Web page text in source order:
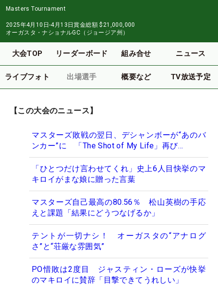
Masters Tournament
2025年4月10日-4月13日賞金総額 $21,000,000
オーガスタ・ナショナルGC（ジョージア州）
大会TOP リーダーボード 組み合せ ニュース
ライブフォト 出場選手 概要など TV放送予定
【この大会のニュース】
マスターズ敗戦の翌日、デシャンボーが“あのバ
ンカー”に 「The Shot of My Life」再び…
「ひとつだけ言わせてくれ」史上6人目快挙のマ
キロイがまな娘に贈った言葉
マスターズ自己最高の80.56％ 松山英樹の手応
えと課題「結果にどうつなげるか」
テントが一切ナシ！ オーガスタの“アナログ
さ”と“荘厳な雰囲気”
PO惜敗は2度目 ジャスティン・ローズが快挙
のマキロイに賛辞「目撃できてうれしい」